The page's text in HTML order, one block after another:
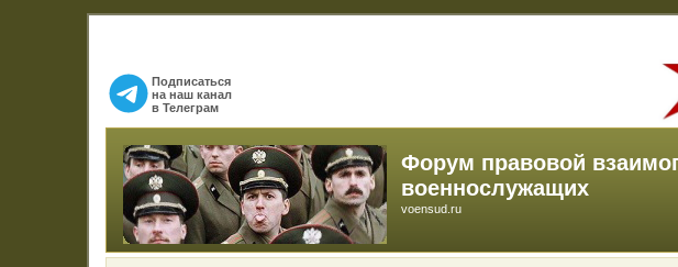
Подписаться
на наш канал
в Телеграм
Форум правовой
военнослужащих
voensud.ru